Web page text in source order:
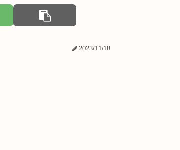
2023/11/18